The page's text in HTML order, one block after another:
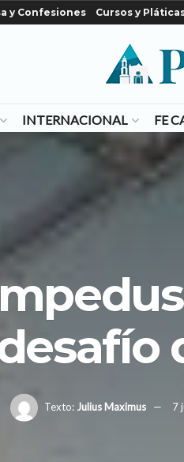
y Confesiones Cursos y
INTERNACIONAL FE
Texto: Julius Maximus 7